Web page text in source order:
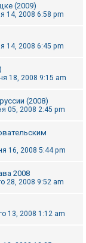
(2009)
14, 2008 6:58 pm
14, 2008 6:45 pm
18, 2008 9:15 am
(2008)
05, 2008 2:45 pm
16, 2008 5:44 pm
2008
28, 2008 9:52 am
13, 2008 1:12 am